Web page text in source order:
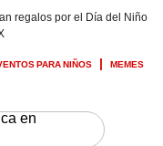
regalos por el Día del Niño
PARA NIÑOS
MEMES
en